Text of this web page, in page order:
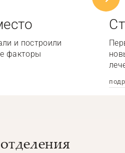
и построили
факторы